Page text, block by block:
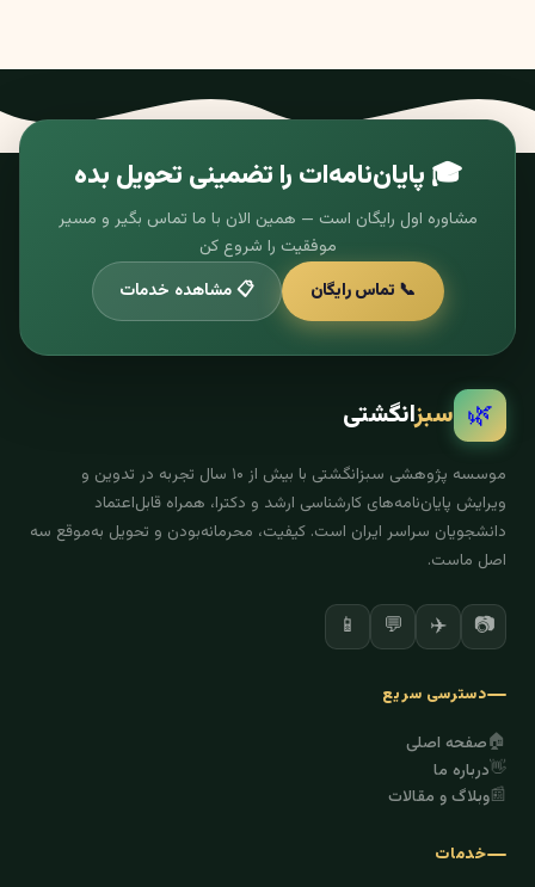
🎓 پایان‌نامه‌ات را تضمینی تحویل بده
مشاوره اول رایگان است — همین الان با ما تماس بگیر و مسیر
موفقیت را شروع کن
📞 تماس رایگان
📋 مشاهده خدمات
🌿 سبزانگشتی
موسسه پژوهشی سبزانگشتی با بیش از ۱۰ سال تجربه در تدوین و
ویرایش پایان‌نامه‌های کارشناسی ارشد و دکترا، همراه قابل‌اعتماد
دانشجویان سراسر ایران است. کیفیت، محرمانه‌بودن و تحویل به‌موقع سه
اصل ماست.
📷
✈️
💬
📱
دسترسی سریع
🏠صفحه اصلی
👋درباره ما
📰وبلاگ و مقالات
خدمات